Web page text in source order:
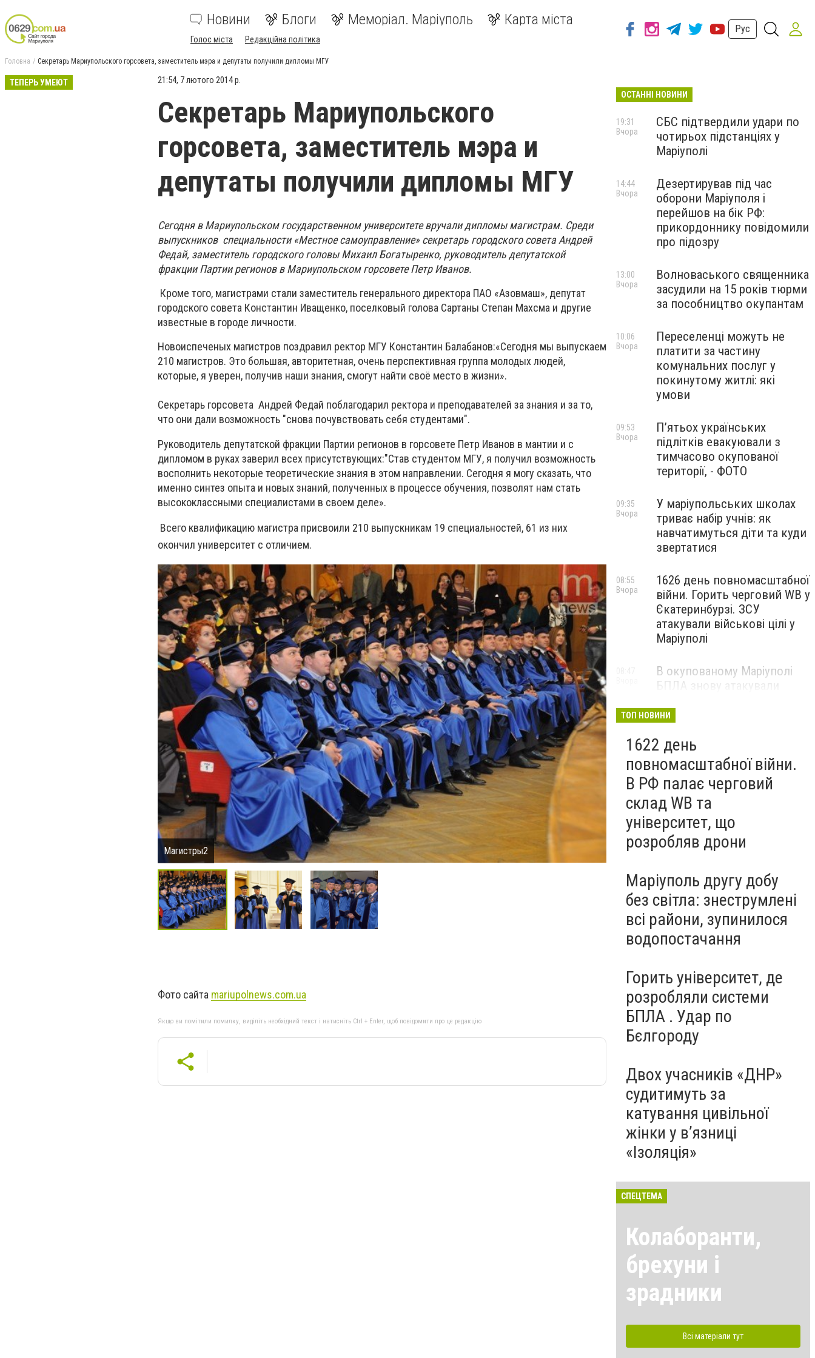
Новини Блоги Меморіал. Маріуполь Карта міста
Голос міста Редакційна політика
Рус
Головна Секретарь Мариупольского горсовета, заместитель мэра и депутаты получили дипломы МГУ
ТЕПЕРЬ УМЕЮТ 21:54, 7 лютого 2014 р.
Секретарь Мариупольского
горсовета, заместитель мэра и
депутаты получили дипломы МГУ
Сегодня в Мариупольском государственном университете вручали дипломы магистрам. Среди
выпускников специальности «Местное самоуправление» секретарь городского совета Андрей
Федай, заместитель городского головы Михаил Богатыренко, руководитель депутатской
фракции Партии регионов в Мариупольском горсовете Петр Иванов.
Кроме того, магистрами стали заместитель генерального директора ПАО «Азовмаш», депутат
городского совета Константин Иващенко, поселковый голова Сартаны Степан Махсма и другие
известные в городе личности.
Новоиспеченых магистров поздравил ректор МГУ Константин Балабанов:«Сегодня мы выпускаем
210 магистров. Это большая, авторитетная, очень перспективная группа молодых людей,
которые, я уверен, получив наши знания, смогут найти своё место в жизни».
Секретарь горсовета Андрей Федай поблагодарил ректора и преподавателей за знания и за то,
что они дали возможность "снова почувствовать себя студентами".
Руководитель депутатской фракции Партии регионов в горсовете Петр Иванов в мантии и с
дипломом в руках заверил всех присутствующих:"Став студентом МГУ, я получил возможность
восполнить некоторые теоретические знания в этом направлении. Сегодня я могу сказать, что
именно синтез опыта и новых знаний, полученных в процессе обучения, позволят нам стать
высококлассными специалистами в своем деле».
Всего квалификацию магистра присвоили 210 выпускникам 19 специальностей, 61 из них
окончил университет с отличием.
Магистры2 Магистры3
Фото сайта mariupolnews.com.ua
Якщо ви помітили помилку, виділіть необхідний текст і натисніть Ctrl + Enter, щоб повідомити про це редакцію
ОСТАННІ НОВИНИ
СБС підтвердили удари по
чотирьох підстанціях у
Маріуполі
19:31
Вчора
Дезертирував під час
оборони Маріуполя і
перейшов на бік РФ:
прикордоннику повідомили
про підозру
14:44
Вчора
Волноваського священника
засудили на 15 років тюрми
за пособництво окупантам
13:00
Вчора
Переселенці можуть не
платити за частину
комунальних послуг у
покинутому житлі: які
умови
10:06
Вчора
П’ятьох українських
підлітків евакуювали з
тимчасово окупованої
території, - ФОТО
09:53
Вчора
У маріупольських школах
триває набір учнів: як
навчатимуться діти та куди
звертатися
09:35
Вчора
1626 день повномасштабної
війни. Горить черговий WB у
Єкатеринбурзі. ЗСУ
атакували військові цілі у
Маріуполі
08:55
Вчора
В окупованому Маріуполі
БПЛА знову атакували
— ВІДЕО
ТОП НОВИНИ
1622 день
повномасштабної війни.
В РФ палає черговий
склад WB та
університет, що
розробляв дрони
Маріуполь другу добу
без світла: знеструмлені
всі райони, зупинилося
водопостачання
Горить університет, де
розробляли системи
БПЛА . Удар по
Бєлгороду
Двох учасників «ДНР»
судитимуть за
катування цивільної
жінки у в’язниці
«Ізоляція»
СПЕЦТЕМА
Колаборанти,
брехуни і
зрадники
Всі матеріали тут